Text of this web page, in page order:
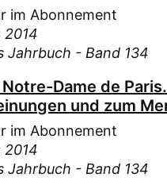
im Abonnement
2014
Jahrbuch - Band 134
Dame de
und zum
im Abonnement
2014
Jahrbuch - Band 134